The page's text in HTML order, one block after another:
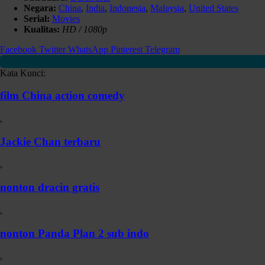
Negara: China, India, Indonesia, Malaysia, United States
Serial: Movies
Kualitas: HD / 1080p
Facebook Twitter WhatsApp Pinterest Telegram
Kata Kunci:
film China action comedy
,
Jackie Chan terbaru
,
nonton dracin gratis
,
nonton Panda Plan 2 sub indo
,